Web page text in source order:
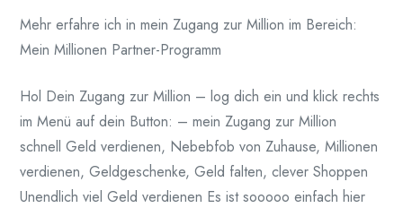
Mehr erfahre ich in mein Zugang zur Million im Bereich:
Mein Millionen Partner-Programm
Hol Dein Zugang zur Million – log dich ein und klick rechts
im Menü auf dein Button: – mein Zugang zur Million
schnell Geld verdienen, Nebebfob von Zuhause, Millionen
verdienen, Geldgeschenke, Geld falten, clever Shoppen
Unendlich viel Geld verdienen Es ist sooooo einfach hier